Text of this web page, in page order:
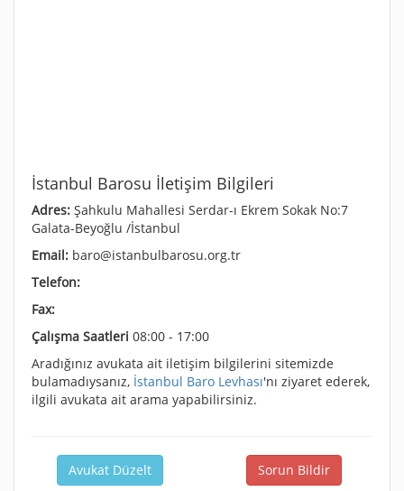
İstanbul Barosu İletişim Bilgileri
Adres: Şahkulu Mahallesi Serdar-ı Ekrem Sokak No:7
Galata-Beyoğlu /İstanbul
Email: baro@istanbulbarosu.org.tr
Telefon:
Fax:
Çalışma Saatleri 08:00 - 17:00
Aradığınız avukata ait iletişim bilgilerini sitemizde
bulamadıysanız, İstanbul Baro Levhası'nı ziyaret ederek,
ilgili avukata ait arama yapabilirsiniz.
Avukat Düzelt Sorun Bildir